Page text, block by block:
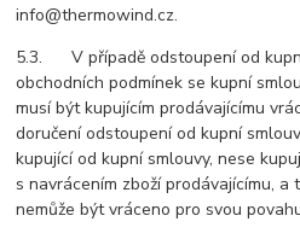
info@thermowind.cz.
5.3. V případě odstoupení od
obchodních podmínek se kupní
musí být kupujícím prodávajícímu
doručení odstoupení od kupní
kupující od kupní smlouvy, nese
s navrácením zboží prodávajícímu, a
nemůže být vráceno pro svou